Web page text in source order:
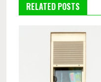
RELATED POSTS